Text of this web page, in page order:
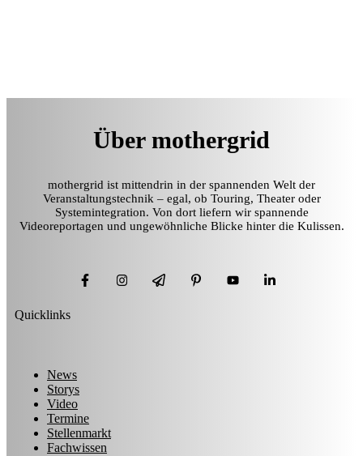
Über mothergrid
mothergrid ist mittendrin in der spannenden Welt der
Veranstaltungstechnik – egal, ob Touring, Theater oder
Systemintegration. Von dort liefern wir spannende
Videoreportagen und ungewöhnliche Blicke hinter die Kulissen.
Quicklinks
News
Storys
Video
Termine
Stellenmarkt
Fachwissen